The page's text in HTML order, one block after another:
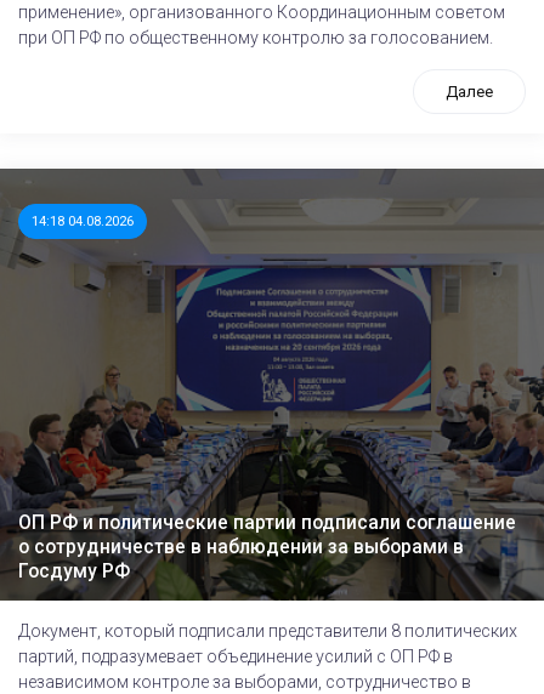
применение», организованного Координационным советом
при ОП РФ по общественному контролю за голосованием.
Далее
14:18 04.08.2026
ОП РФ и политические партии подписали соглашение
о сотрудничестве в наблюдении за выборами в
Госдуму РФ
Документ, который подписали представители 8 политических
партий, подразумевает объединение усилий с ОП РФ в
независимом контроле за выборами, сотрудничество в